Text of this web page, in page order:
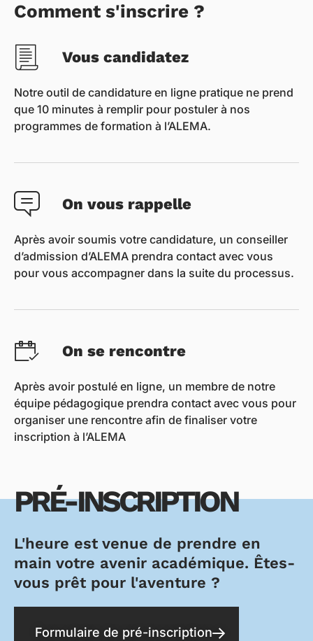
Comment s'inscrire ?
Vous candidatez
Notre outil de candidature en ligne pratique ne prend
que 10 minutes à remplir pour postuler à nos
programmes de formation à l’ALEMA.
On vous rappelle
Après avoir soumis votre candidature, un conseiller
d’admission d’ALEMA prendra contact avec vous
pour vous accompagner dans la suite du processus.
On se rencontre
Après avoir postulé en ligne, un membre de notre
équipe pédagogique prendra contact avec vous pour
organiser une rencontre afin de finaliser votre
inscription à l’ALEMA
PRÉ-INSCRIPTION
L'heure est venue de prendre en
main votre avenir académique. Êtes-
vous prêt pour l'aventure ?
Formulaire de pré-inscription